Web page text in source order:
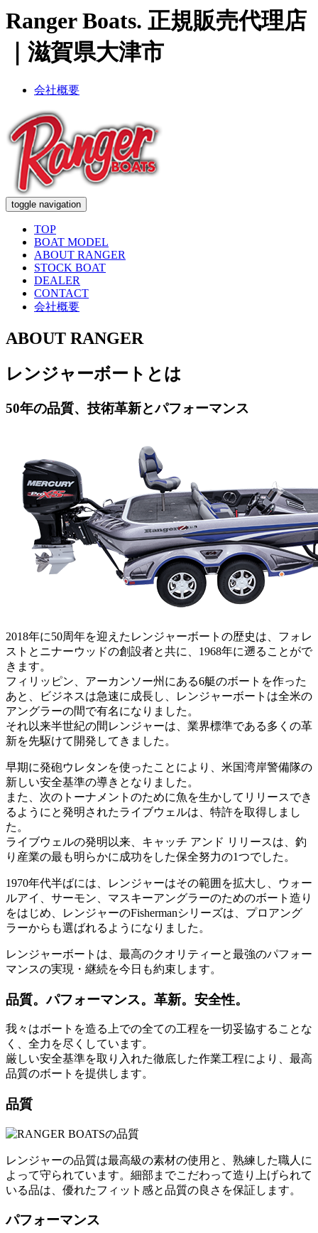
Ranger Boats. 正規販売代理店
｜滋賀県大津市
会社概要
toggle navigation
TOP
BOAT MODEL
ABOUT RANGER
STOCK BOAT
DEALER
CONTACT
会社概要
ABOUT RANGER
レンジャーボートとは
50年の品質、技術革新とパフォーマンス
2018年に50周年を迎えたレンジャーボートの歴史は、フォレ
ストとニナーウッドの創設者と共に、1968年に遡ることがで
きます。
フィリッピン、アーカンソー州にある6艇のボートを作った
あと、ビジネスは急速に成長し、レンジャーボートは全米の
アングラーの間で有名になりました。
それ以来半世紀の間レンジャーは、業界標準である多くの革
新を先駆けて開発してきました。
早期に発砲ウレタンを使ったことにより、米国湾岸警備隊の
新しい安全基準の導きとなりました。
また、次のトーナメントのために魚を生かしてリリースでき
るようにと発明されたライブウェルは、特許を取得しまし
た。
ライブウェルの発明以来、キャッチ アンド リリースは、釣
り産業の最も明らかに成功をした保全努力の1つでした。
1970年代半ばには、レンジャーはその範囲を拡大し、ウォー
ルアイ、サーモン、マスキーアングラーのためのボート造り
をはじめ、レンジャーのFishermanシリーズは、プロアング
ラーからも選ばれるようになりました。
レンジャーボートは、最高のクオリティーと最強のパフォー
マンスの実現・継続を今日も約束します。
品質。パフォーマンス。革新。安全性。
我々はボートを造る上での全ての工程を一切妥協することな
く、全力を尽くしています。
厳しい安全基準を取り入れた徹底した作業工程により、最高
品質のボートを提供します。
品質
レンジャーの品質は最高級の素材の使用と、熟練した職人に
よって守られています。細部までこだわって造り上げられて
いる品は、優れたフィット感と品質の良さを保証します。
パフォーマンス